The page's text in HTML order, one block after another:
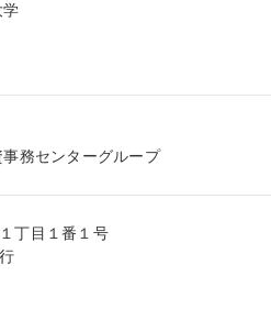
学
務センターグループ
丁目１番１号